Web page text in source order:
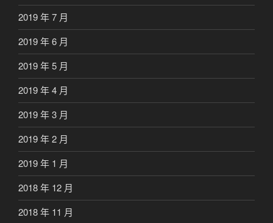
2019 年 7 月
2019 年 6 月
2019 年 5 月
2019 年 4 月
2019 年 3 月
2019 年 2 月
2019 年 1 月
2018 年 12 月
2018 年 11 月